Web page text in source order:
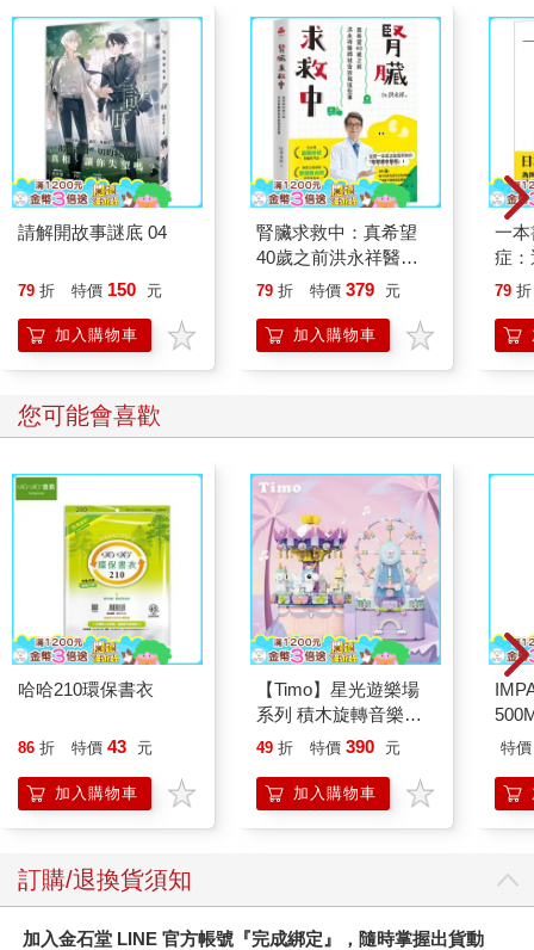
放入置物櫃。
這時，寺裡的鐘聲響起，提醒午膳的時間到了，要寺裡所有的人
都到食堂去用餐。佛寺一天只供應一頓中餐，之後就嚴禁再進
食。
沙彌哥哥帶著我到食堂，找了個位置坐下來，陸續看見進來了好
幾位出家師父，供餐的師父把桌上的空碗都盛入熱呼呼的雜糧
粥，桌上還有一盤雜糧窩窩頭與一小盤豆腐乳。
我嚥了一下口水，心想：「為什麼禪寺裡吃的比家裡還要好？」
我早已經記不得家裡有哪時候曾吃過窩窩頭和這麼濃郁的雜糧粥
了，再加上美味可口的豆腐乳，頓時讓我整個人沉溺在美食的幻
想當中。
沒有跟我一起吃飯？看了一下食堂的四周，都沒有見到父親的身
影，沙彌哥哥才告訴我：「你父親已經先行離開了，你趕快吃
我頓時難過起來，勉強吃了一點後就吃不下去。沙彌哥哥說：
「把碗裡剩下來的粥喝完，然後把沒吃完的窩窩頭放入口袋裡帶
走，若肚子餓的時候再拿出來吃。」然後帶著我拿起碗筷，跟著
他去水池旁的水桶，洗淨碗筷後再放回自己吃飯的桌子上。
我再回到禪房時，看到了迎接我的老者。他站在我的床邊，跟我
說：「我是白雲禪寺的住持方丈，從今天起，你就要住在這裡，
跟著大家一起好好學習修行。如果有什麼需要幫忙，就找沙彌哥
哥或是其他的師傅，他們都會協助你的！」
我點點頭。他繼續說：「不要罣礙家中的事情，你在寺中修行，
菩薩會保佑你們所有的家人平安無虞，不要浪費上天給你這次的
我看著住持方丈點點頭，他拍拍我的頭，然後就轉身離開了禪
我走近了禪房的窗戶，看著窗外的風雪，眼前景象突然間模糊起
來，心酸無奈湧現，我體會到這就是我自己的命運。
剃度出家，返鄉探親
皈依佛門，成為佛法的修行者。
轉眼間，我已經在白雲寺渡過了十二個年頭，這些年，我一直沒
有機會告假返鄉，家人也不曾來探望過我，於是我向住持方丈告
請解開故事謎底 04
79 折 特價 150 元
加入購物車
腎臟求救中：真希望
40歲之前洪永祥醫師
就告訴我這些事
79 折 特價 379 元
加入購物車
一
症
開
的
79 折
您可能會喜歡
哈哈210環保書衣
86 折 特價 43 元
加入購物車
【Timo】星光遊樂場
系列 積木旋轉音樂盒
禮物
49 折 特價 390 元
加入購物車
特價
訂購/退換貨須知
加入金石堂 LINE 官方帳號『完成綁定』，隨時掌握出貨動